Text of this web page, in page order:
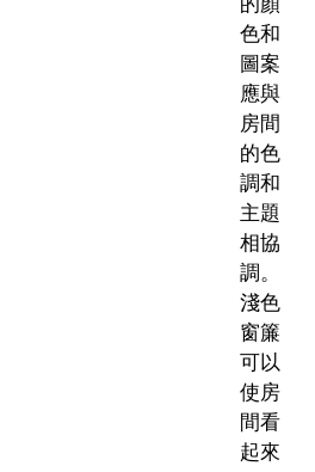
色和
圖案
應與
房間
的色
調和
主題
相協
調。
淺色
窗簾
可以
使房
間看
起來